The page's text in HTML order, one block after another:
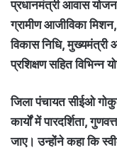
प्रधानमंत्री आवास
ग्रामीण आजीविका
विकास निधि, मुख्यमंत्री
प्रशिक्षण सहित विभिन्न
जिला पंचायत सीईओ
कार्यों में पारदर्शिता,
जाए। उन्होंने कहा कि